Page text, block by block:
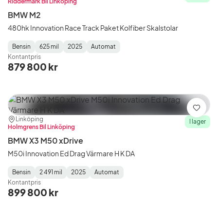
BMW M2
480hk Innovation Race Track Paket Kolfiber Skalstolar
Fuel
Type:
Bensin
Mätarställning
625 mil
Model
Year:
2025
Gearbox
Type:
Automat
Kontantpris
879 800 kr
Plats:
Linköping
Återförsäljare:
Holmgrens Bil Linköping
I lager
BMW X3 M50 xDrive
M50i Innovation Ed Drag Värmare H K DA
Fuel
Type:
Bensin
Mätarställning:
2 491 mil
Model
Year:
2025
Gearbox
Type:
Automat
Kontantpris
899 800 kr
Spara